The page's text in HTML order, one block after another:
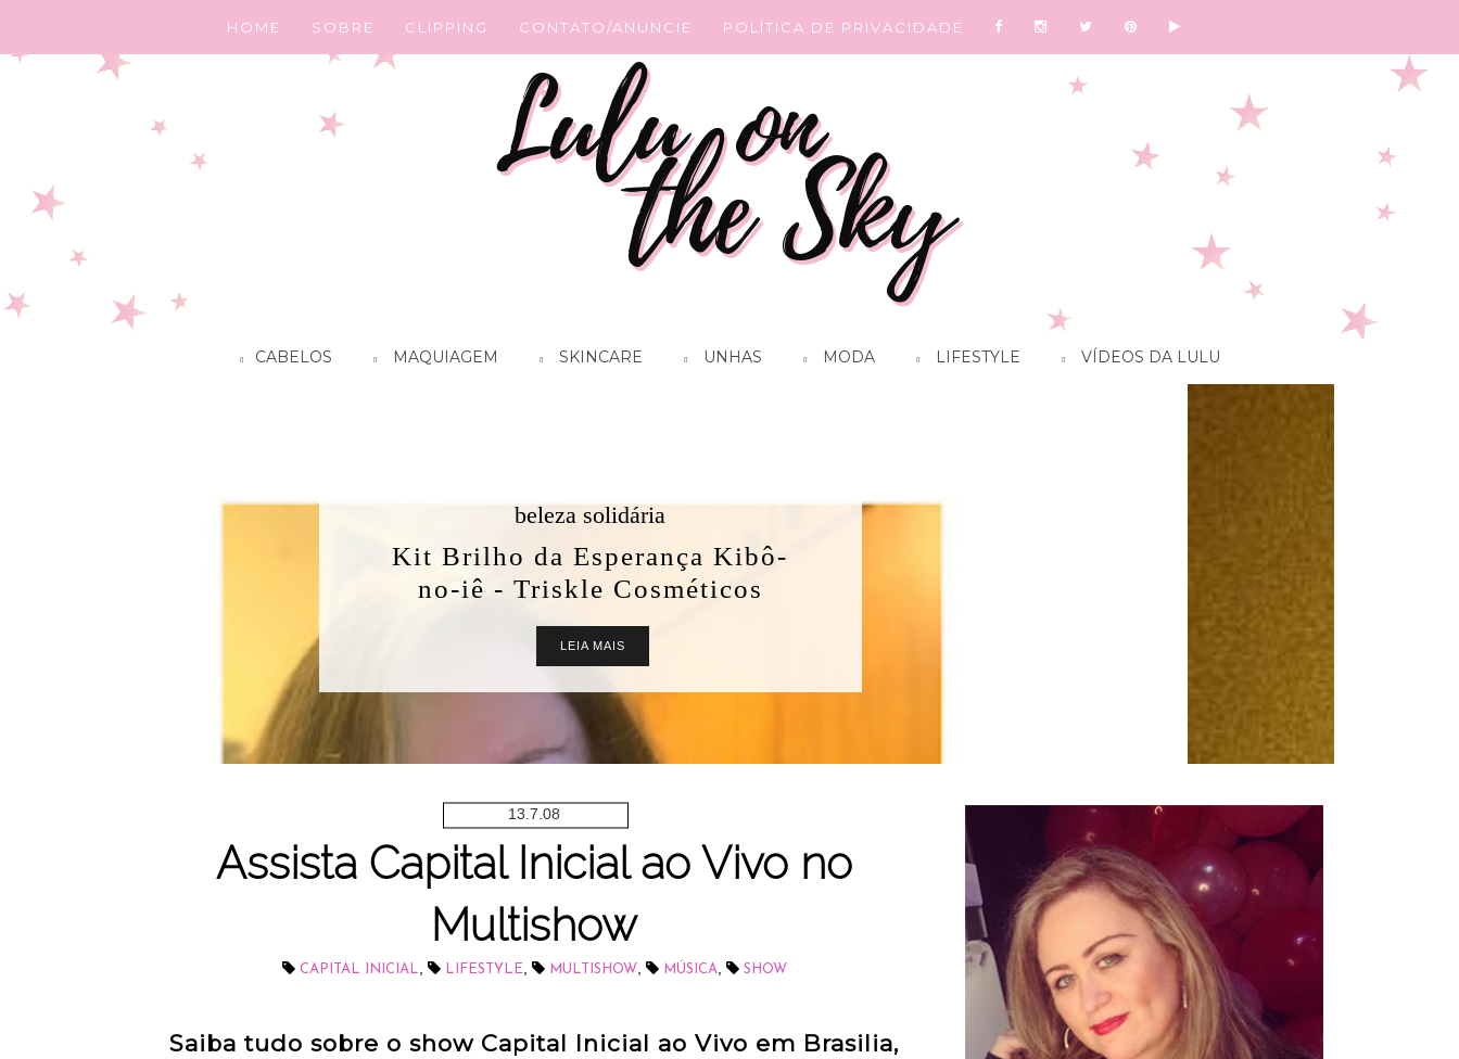
HOME SOBRE CLIPPING CONTATO/ANUNCIE POLÍTICA DE PRIVACIDADE
CABELOS MAQUIAGEM SKINCARE UNHAS MODA LIFESTYLE VÍDEOS DA LULU
Cauã Reymond
Jogada de Risco - Primeira
Temporada
13.7.08
Assista Capital Inicial ao Vivo no
Multishow
CAPITAL INICIAL LIFESTYLE MULTISHOW, MÚSICA SHOW
Saiba tudo sobre o show Capital Inicial ao Vivo em Brasilia,